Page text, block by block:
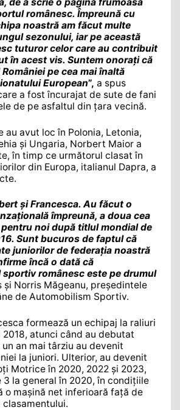
românesc. Împreună cu
noastră am făcut multe
sezonului, iar pe această
tuturor celor care au contribuit
în acest vis. Suntem onorați că
pe cea mai înaltă
European”, a spus
a fost încurajat de sute de fani
de pe asfaltul din țara vecină.
au avut loc în Polonia, Letonia,
și Ungaria, Norbert Maior a
în timp ce următorul clasat în
din Europa, italianul Dapra, a
și Francesca. Au făcut o
împreună, a doua cea
noi după titlul mondial de
Sunt bucuros de faptul că
juniorilor de federația noastră
încă o dată că
românesc este pe drumul
și Norris Măgeanu, președintele
de Automobilism Sportiv.
formează un echipaj la raliuri
2018, atunci când au debutat
an mai târziu au devenit
la juniori. Ulterior, au devenit
Motrice în 2020, 2022 și 2023,
3 la general în 2020, în condițiile
o mașină net inferioară față de